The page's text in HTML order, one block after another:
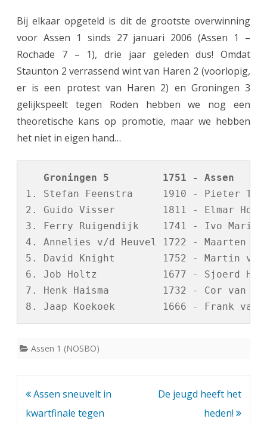
Bij elkaar opgeteld is dit de grootste overwinning
voor Assen 1 sinds 27 januari 2006 (Assen 1 –
Rochade 7 – 1), drie jaar geleden dus! Omdat
Staunton 2 verrassend wint van Haren 2 (voorlopig,
er is een protest van Haren 2) en Groningen 3
gelijkspeelt tegen Roden hebben we nog een
theoretische kans op promotie, maar we hebben
het niet in eigen hand…
Groningen 5         1751 - Assen
1. Stefan Feenstra     1910 - Pieter
2. Guido Visser        1811 - Elmar
3. Ferry Ruigendijk    1741 - Ivo
4. Annelies v/d Heuvel 1722 - Maarten
5. David Knight        1752 - Martin van
6. Job Holtz           1677 - Sjoerd
7. Henk Haisma         1732 - Cor van
Assen 1 (NOSBO)
Bericht
navigatie
Assen sneuvelt in
kwartfinale tegen
De jeugd heeft het
heden!